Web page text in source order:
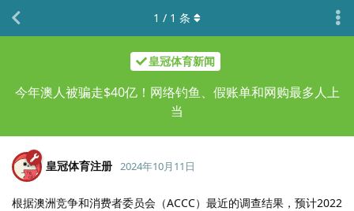
皇冠体育新闻
今年澳人被骗走$40亿！网络钓鱼、假账单和网购最多人上
当
1 / 1 条
皇冠体育注册 2024年10月11日
根据澳洲竞争和消费者委员会（ACCC）最近的调查结果，预计2022